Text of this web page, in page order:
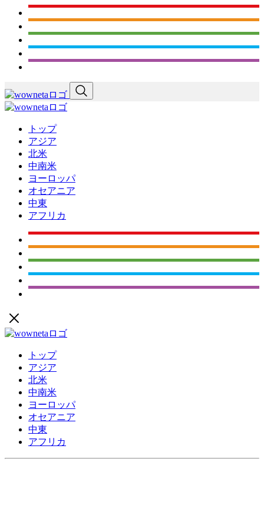
トップ
アジア
北米
中南米
ヨーロッパ
オセアニア
中東
アフリカ
トップ
アジア
北米
中南米
ヨーロッパ
オセアニア
中東
アフリカ